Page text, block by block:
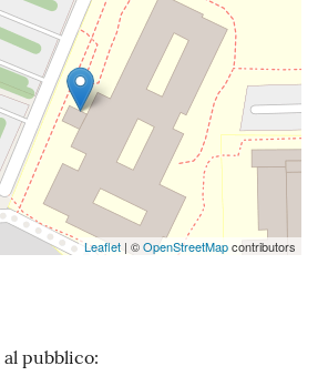
Leaflet | ©OpenStreetMapcontributors
pubblico: